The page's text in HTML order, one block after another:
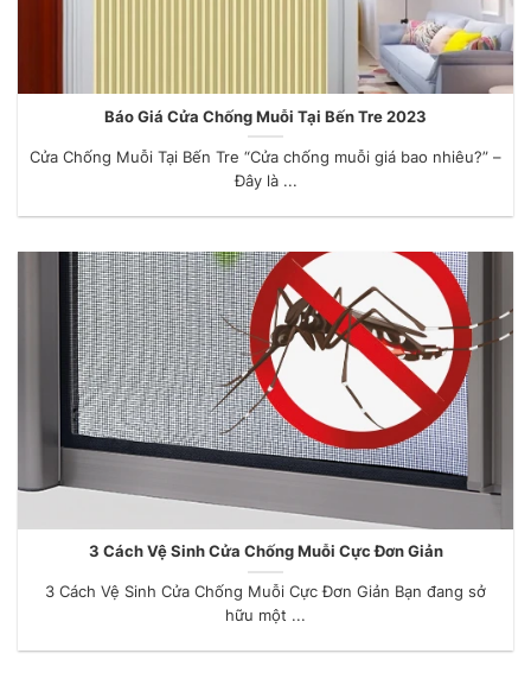
Báo Giá Cửa Chống Muỗi Tại Bến Tre 2023
Cửa Chống Muỗi Tại Bến Tre “Cửa chống muỗi giá bao nhiêu?” –
Đây là ...
3 Cách Vệ Sinh Cửa Chống Muỗi Cực Đơn Giản
3 Cách Vệ Sinh Cửa Chống Muỗi Cực Đơn Giản Bạn đang sở
hữu một ...